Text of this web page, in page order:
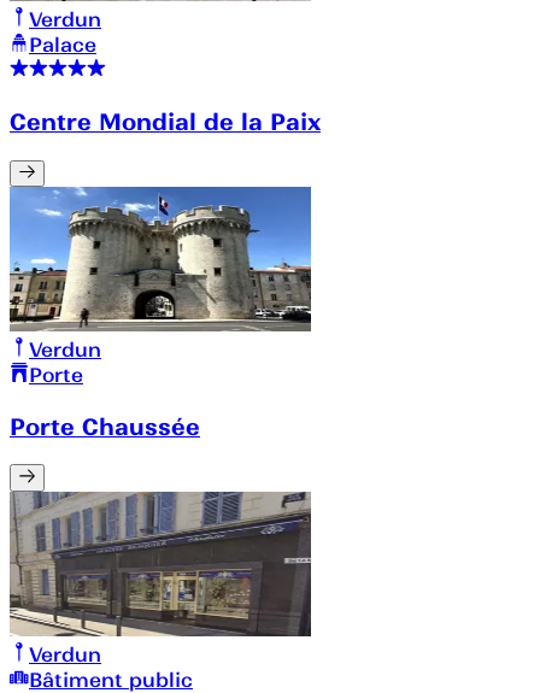
Verdun
Palace
Centre Mondial de la Paix
Verdun
Porte
Porte Chaussée
Verdun
Bâtiment public